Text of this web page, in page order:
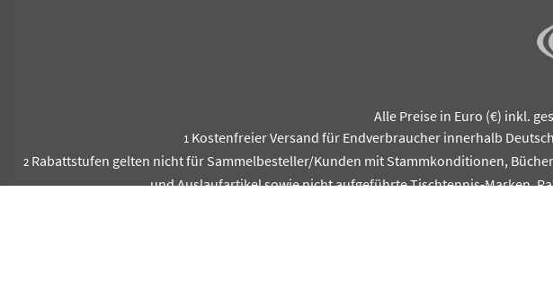
Alle Preise in Euro (€) inkl.
1 Kostenfreier Versand für Endverbraucher innerhalb
2 Rabattstufen gelten nicht für Sammelbesteller/Kunden mit Stammkonditionen,
und Auslaufartikel sowie nicht aufgeführte Tischtennis-Marken.